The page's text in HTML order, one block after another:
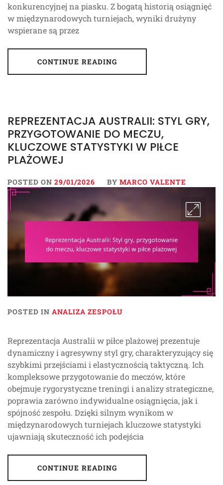
konkurencyjnej na piasku. Z bogatą historią osiągnięć
w międzynarodowych turniejach, wyniki drużyny
wspierane są przez
CONTINUE READING
REPREZENTACJA AUSTRALII: STYL GRY,
PRZYGOTOWANIE DO MECZU,
KLUCZOWE STATYSTYKI W PIŁCE
PLAŻOWEJ
POSTED ON 29/01/2026 BY MARCO VALENTE
POSTED IN ANALIZA ZESPOŁU
Reprezentacja Australii w piłce plażowej prezentuje
dynamiczny i agresywny styl gry, charakteryzujący się
szybkimi przejściami i elastycznością taktyczną. Ich
kompleksowe przygotowanie do meczów, które
obejmuje rygorystyczne treningi i analizy strategiczne,
poprawia zarówno indywidualne osiągnięcia, jak i
spójność zespołu. Dzięki silnym wynikom w
międzynarodowych turniejach kluczowe statystyki
ujawniają skuteczność ich podejścia
CONTINUE READING